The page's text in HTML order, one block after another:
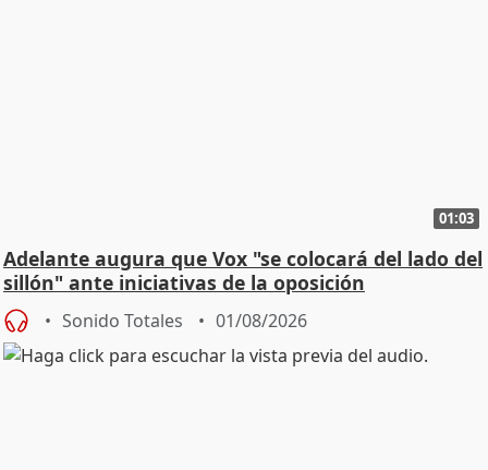
01:03
Adelante augura que Vox "se colocará del lado del
sillón" ante iniciativas de la oposición
Sonido Totales 01/08/2026